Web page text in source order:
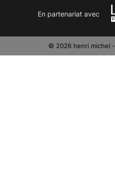
En partenariat avec
© 2026 henri michel -